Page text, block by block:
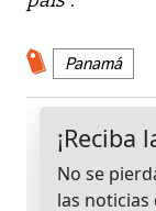
Panamá